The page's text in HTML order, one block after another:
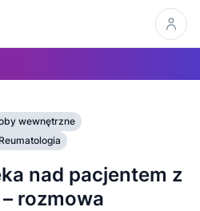
wewnętrzne
Reumatologia
nad pacjentem z
rozmowa